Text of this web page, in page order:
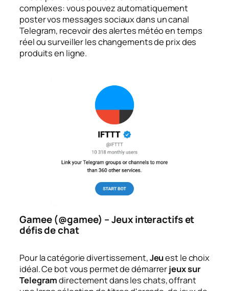
complexes: vous pouvez automatiquement
poster vos messages sociaux dans un canal
Telegram, recevoir des alertes météo en temps
réel ou surveiller les changements de prix des
produits en ligne.
Gamee (@gamee) – Jeux interactifs et
défis de chat
Pour la catégorie divertissement,Jeuest le choix
idéal. Ce bot vous permet de démarrerjeux sur
Telegramdirectement dans les chats, offrant